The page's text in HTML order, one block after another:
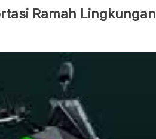
Ramah Lingkungan